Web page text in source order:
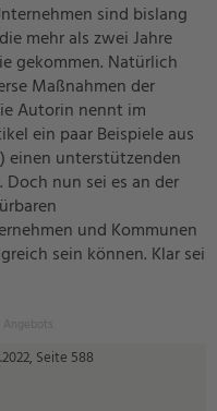
sind bislang
mehr als zwei Jahre
gekommen. Natürlich
Maßnahmen der
Autorin nennt im
ein paar Beispiele aus
einen unterstützenden
nun sei es an der
und Kommunen
sein können. Klar sei
Seite 588